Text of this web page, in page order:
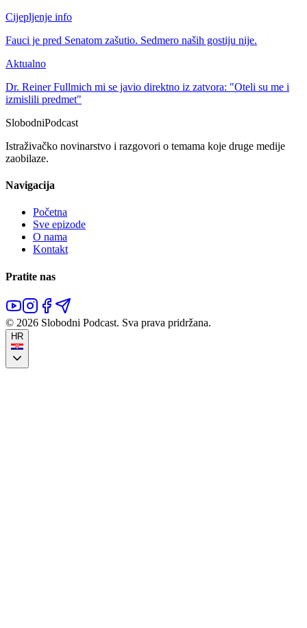
Cijepljenje info
Fauci je pred Senatom zašutio. Sedmero naših gostiju nije.
Aktualno
Dr. Reiner Fullmich mi se javio direktno iz zatvora: "Oteli su me i
izmislili predmet"
SlobodniPodcast
Istraživačko novinarstvo i razgovori o temama koje druge medije
zaobilaze.
Navigacija
Početna
Sve epizode
O nama
Kontakt
Pratite nas
© 2026 Slobodni Podcast. Sva prava pridržana.
HR